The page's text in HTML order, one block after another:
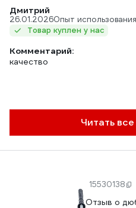
Дмитрий
26.01.2026Опыт
Товар куплен у нас
Комментарий:
качество
Читать
15530138
Отзыв о